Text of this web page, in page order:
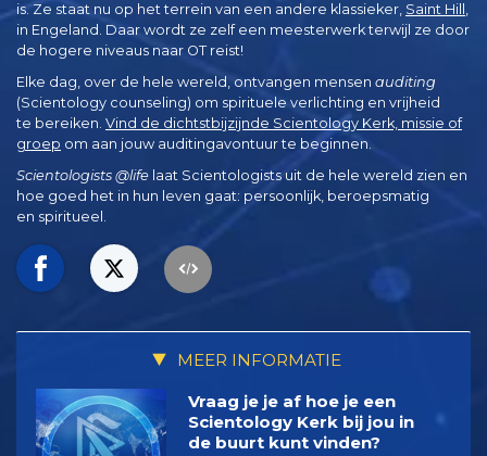
is. Ze staat nu op het terrein van een andere klassieker, Saint Hill ,
in Engeland. Daar wordt ze zelf een meesterwerk terwijl ze door
de hogere niveaus naar OT reist!
Elke dag, over de hele wereld, ontvangen mensen auditing
(Scientology counseling) om spirituele verlichting en vrijheid
te bereiken. Vind de dichtstbijzijnde Scientology Kerk, missie of
groep om aan jouw auditingavontuur te beginnen.
Scientologists @life laat Scientologists uit de hele wereld zien en
hoe goed het in hun leven gaat: persoonlijk, beroepsmatig
en spiritueel.
MEER INFORMATIE
Vraag je je af hoe je een
Scientology Kerk bij jou in
de buurt kunt vinden?